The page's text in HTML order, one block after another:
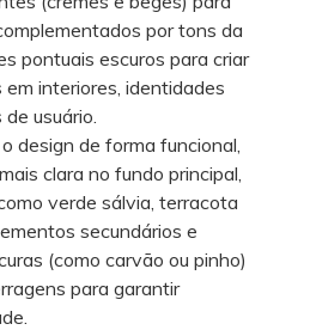
por tons da
pontuais escuros para criar
interiores, identidades
usuário.
de forma funcional,
clara no fundo principal,
verde sálvia, terracota
secundários e
(como carvão ou pinho)
para garantir